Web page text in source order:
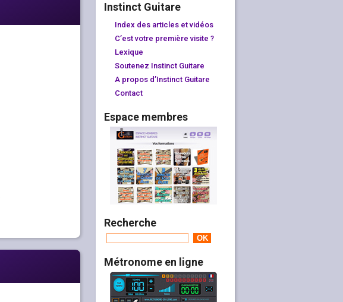
Instinct Guitare
Index des articles et vidéos
C’est votre première visite ?
Lexique
Soutenez Instinct Guitare
A propos d’Instinct Guitare
Contact
Espace membres
Recherche
Métronome en ligne